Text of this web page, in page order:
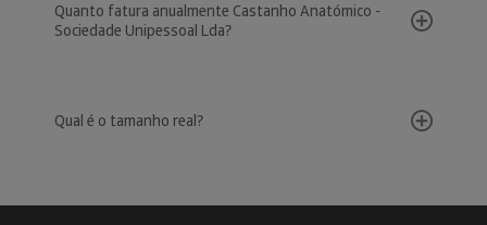
Quanto fatura anualmente Castanho Anatómico -
Sociedade Unipessoal Lda?
Qual é o tamanho real?